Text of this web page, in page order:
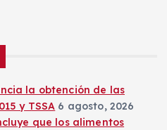
la obtención de las
y TSSA 6 agosto, 2026
que los alimentos